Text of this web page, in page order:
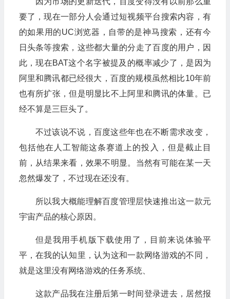
要了，现在一部分人会通过短视频平台搜索内容，有
的如果用的UC浏览器，自带的是神马搜索，还有今
日头条等搜索，这些都大量的分走了百度的用户，因
此，现在BAT这个名字被提及的概率减少了，是因为
阿里和腾讯都已经很大，百度的规模虽然相比10年前
也有所扩张，但是明显比不上阿里和腾讯的体量。已
经不算是三巨头了。
不过该说不说，百度这些年也在不断需求改变，
包括他在人工智能这条赛道上的投入，但是截止目
前，从结果来看，效果不明显。当然有可能在某一天
忽然爆发了，不过现在还没有。
所以我大概能理解百度管理层快速推出这一款元
宇宙产品的核心原因。
但是我用手机版下载使用了，目前来说体验平
平，在我的认知里，认为这和一款网络游戏的不同，
就是这里没有网络游戏的任务系统、
这款产品我在注册后第一时间登录进去，居然报